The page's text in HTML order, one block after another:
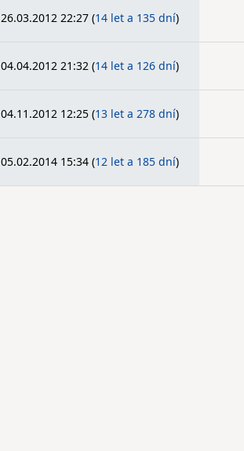
26.03.2012 22:27 (14 let a 135 dní)
04.04.2012 21:32 (14 let a 126 dní)
04.11.2012 12:25 (13 let a 278 dní)
05.02.2014 15:34 (12 let a 185 dní)